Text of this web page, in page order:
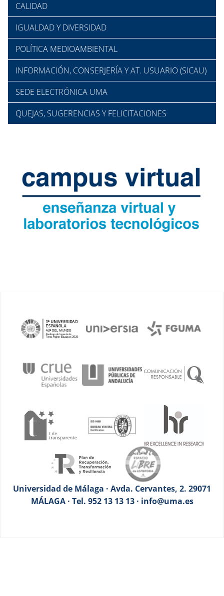
CALIDAD
IGUALDAD Y DIVERSIDAD
POLÍTICA MEDIOAMBIENTAL
INFORMACIÓN, CONSERJERÍA Y AT. USUARIO (SICAU)
SEDE ELECTRÓNICA UMA
QUEJAS, SUGERENCIAS Y FELICITACIONES
Universidad de Málaga · Avda. Cervantes, 2. 29071
MÁLAGA · Tel. 952 13 13 13 · info@uma.es